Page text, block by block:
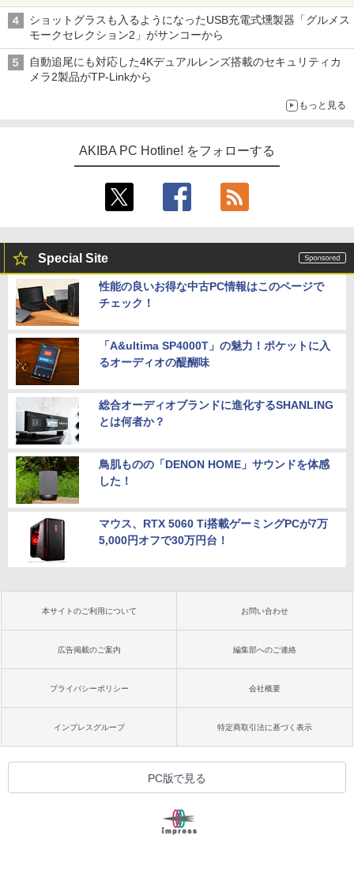
ショットグラスも入るようになったUSB充電式燻製器「グルメス
モークセレクション2」がサンコーから
自動追尾にも対応した4Kデュアルレンズ搭載のセキュリティカ
メラ2製品がTP-Linkから
もっと見る
AKIBA PC Hotline! をフォローする
Special Site
性能の良いお得な中古PC情報はこのページで
チェック！
「A&ultima SP4000T」の魅力！ポケットに入
るオーディオの醍醐味
総合オーディオブランドに進化するSHANLING
とは何者か？
鳥肌ものの「DENON HOME」サウンドを体感
した！
マウス、RTX 5060 Ti搭載ゲーミングPCが7万
5,000円オフで30万円台！
本サイトのご利用について お問い合わせ
広告掲載のご案内 編集部へのご連絡
プライバシーポリシー 会社概要
インプレスグループ 特定商取引法に基づく表示
PC版で見る